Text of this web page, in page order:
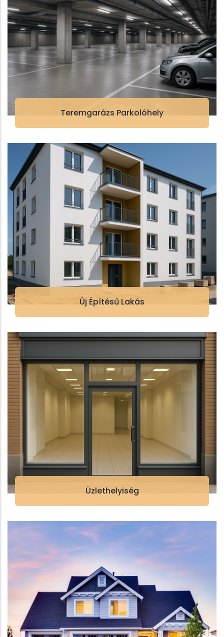
Teremgarázs Parkolóhely
Új Építésű Lakás
Üzlethelyiség